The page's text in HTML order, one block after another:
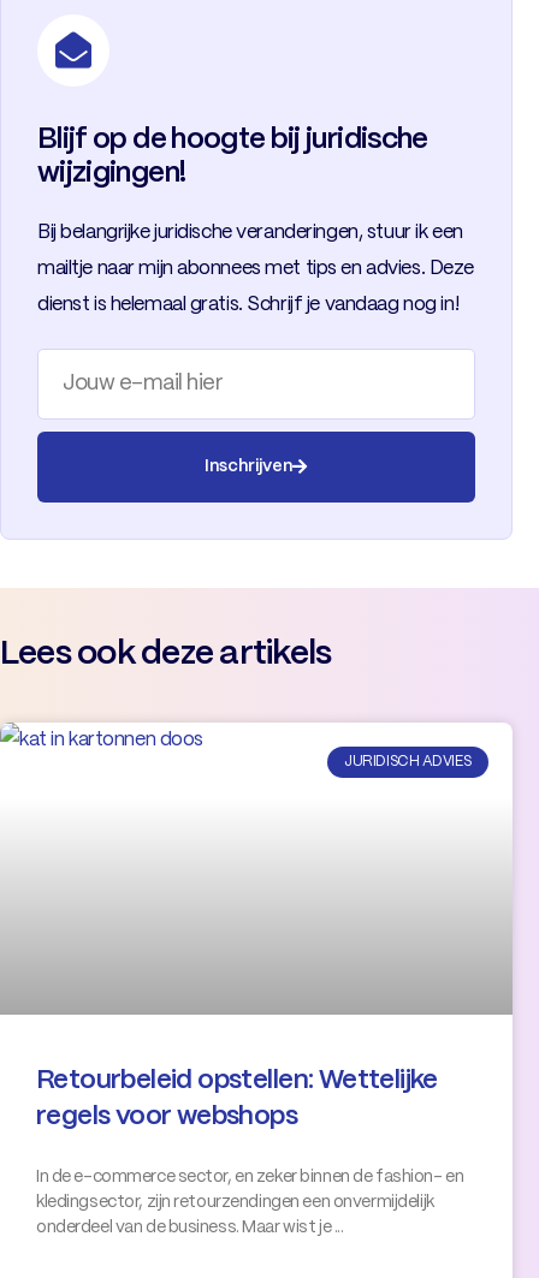
Blijf op de hoogte bij juridische
wijzigingen!
Bij belangrijke juridische veranderingen, stuur ik een
mailtje naar mijn abonnees met tips en advies. Deze
dienst is helemaal gratis. Schrijf je vandaag nog in!
Inschrijven
Lees ook deze artikels
JURIDISCH ADVIES
Retourbeleid opstellen: Wettelijke
regels voor webshops
In de e-commerce sector, en zeker binnen de fashion- en
kledingsector, zijn retourzendingen een onvermijdelijk
onderdeel van de business. Maar wist je